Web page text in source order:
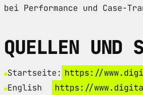
bei Performance und Case-
QUELLEN UND
Startseite: https://
English
https://